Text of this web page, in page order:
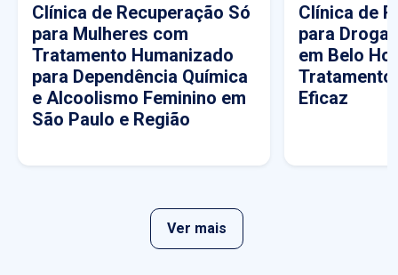
Clínica de Recuperação Só
para Mulheres com
Tratamento Humanizado
para Dependência Química
e Alcoolismo Feminino em
São Paulo e Região
Clínica de
para
em Belo
Tratamento
Eficaz
Ver mais